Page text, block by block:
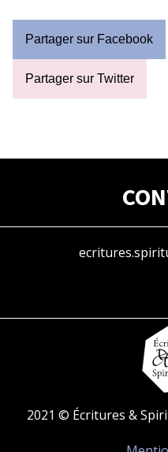
Partager sur Facebook
Partager sur Twitter
2021 © Écritures &